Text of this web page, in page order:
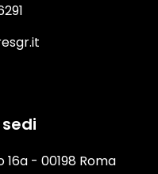
16a - 00198 Roma